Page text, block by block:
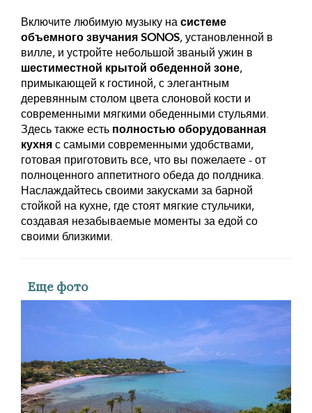
Включите любимую музыку насистеме
объемного звучания SONOS, установленной в
вилле, и устройте небольшой званый ужин в
шестиместной крытой обеденной зоне,
примыкающей к гостиной, с элегантным
деревянным столом цвета слоновой кости и
современными мягкими обеденными стульями.
Здесь также есть полностью оборудованная
кухняс самыми современными удобствами,
готовая приготовить все, что вы пожелаете - от
полноценного аппетитного обеда до полдника.
Наслаждайтесь своими закусками за барной
стойкой на кухне, где стоят мягкие стульчики,
создавая незабываемые моменты за едой со
своими близкими.
Еще фото